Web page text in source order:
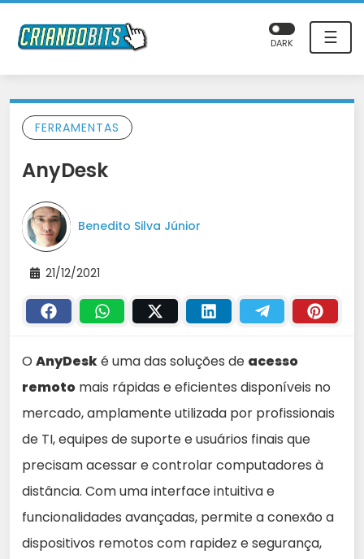
☰
DARK
FERRAMENTAS
AnyDesk
Benedito Silva Júnior
21/12/2021
O AnyDeské uma das soluções de acesso
remoto mais rápidas e eficientes disponíveis no
mercado, amplamente utilizada por profissionais
de TI, equipes de suporte e usuários finais que
precisam acessar e controlar computadores à
distância. Com uma interface intuitiva e
funcionalidades avançadas, permite a conexão a
dispositivos remotos com rapidez e segurança,